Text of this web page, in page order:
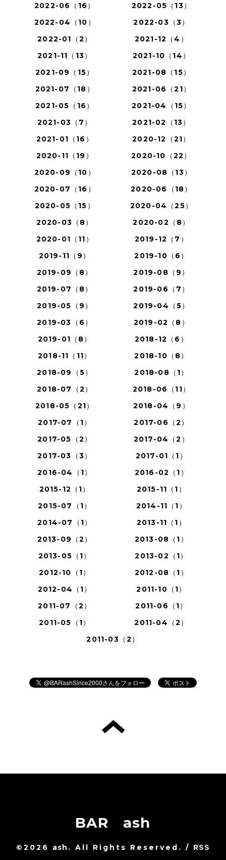
2022-06（16）
2022-05（13）
2022-04（10）
2022-03（3）
2022-01（2）
2021-12（4）
2021-11（13）
2021-10（14）
2021-09（15）
2021-08（15）
2021-07（18）
2021-06（21）
2021-05（16）
2021-04（15）
2021-03（7）
2021-02（13）
2021-01（16）
2020-12（21）
2020-11（19）
2020-10（22）
2020-09（10）
2020-08（13）
2020-07（16）
2020-06（18）
2020-05（15）
2020-04（25）
2020-03（8）
2020-02（8）
2020-01（11）
2019-12（7）
2019-11（9）
2019-10（6）
2019-09（8）
2019-08（9）
2019-07（8）
2019-06（7）
2019-05（9）
2019-04（5）
2019-03（6）
2019-02（8）
2019-01（8）
2018-12（6）
2018-11（11）
2018-10（8）
2018-09（5）
2018-08（1）
2018-07（2）
2018-06（11）
2018-05（21）
2018-04（9）
2017-07（1）
2017-06（2）
2017-05（2）
2017-04（2）
2017-03（3）
2017-01（1）
2016-04（1）
2016-02（1）
2015-12（1）
2015-11（1）
2015-07（1）
2014-11（1）
2014-07（1）
2013-11（1）
2013-09（2）
2013-08（1）
2013-05（1）
2013-02（1）
2012-10（1）
2012-08（1）
2012-04（1）
2011-10（1）
2011-07（2）
2011-06（1）
2011-05（1）
2011-04（2）
2011-03（2）
BAR ash
©2026 ash . All Rights Reserved. / RSS